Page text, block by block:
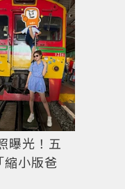
曝光！五
小版爸